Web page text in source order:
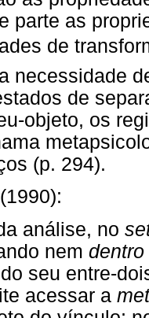
parte as
de
necessidade
de
objeto, os
(p. 294).
análise, no
nem dentro
seu entre-
acessar a